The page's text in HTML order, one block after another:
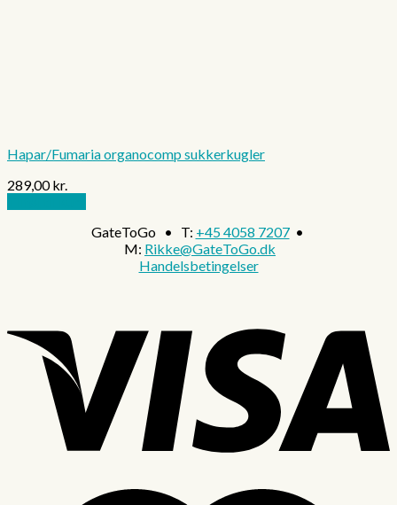
Hapar/Fumaria organocomp sukkerkugler
289,00kr.
GateToGo • T: +45 4058 7207•
M: Rikke@GateToGo.dk
Handelsbetingelser